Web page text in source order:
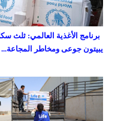
برنامج الأغذية العالمي: ثلث
يبيتون جوعى ومخاطر المجاعة...